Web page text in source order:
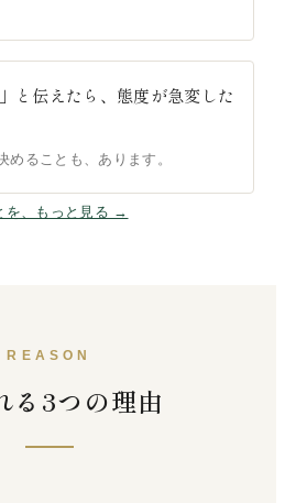
と伝えたら、態度が急変した
めることも、あります。
を、もっと見る →
REASON
る3つの理由